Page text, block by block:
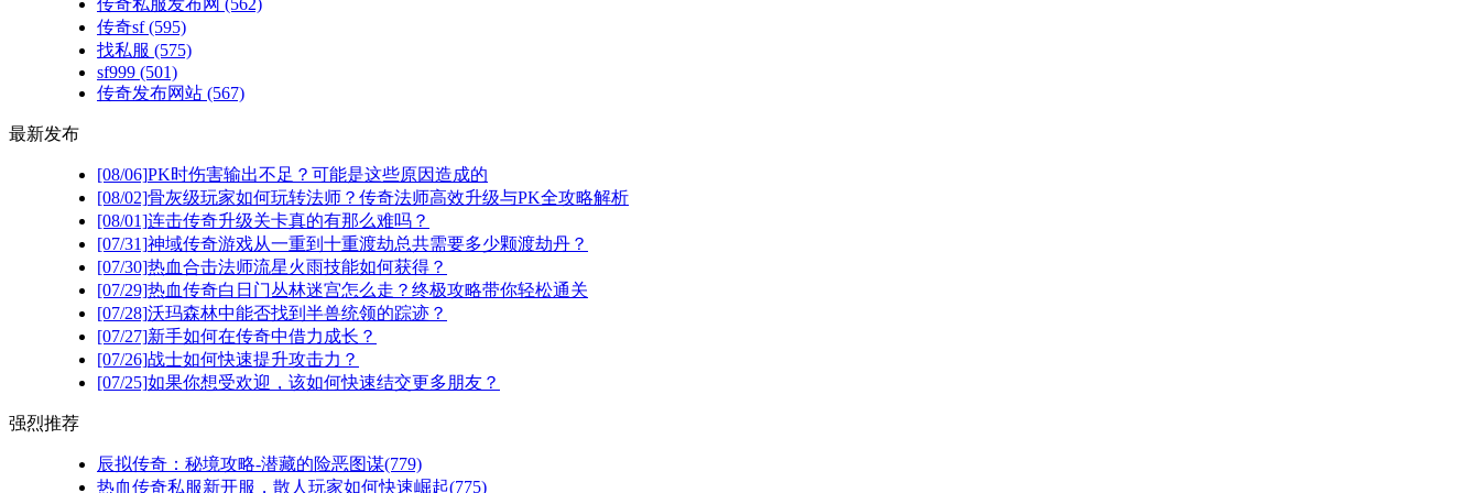
传奇sf(595)
找私服 (575)
sf999 (501)
传奇发布网站 (567)
最新发布
[08/06]PK时伤害输出不足？可能是这些原因造成的
[08/02]骨灰级玩家如何玩转法师？传奇法师高效升级与PK全攻略解析
[08/01]连击传奇升级关卡真的有那么难吗？
[07/31]神域传奇游戏从一重到十重渡劫总共需要多少颗渡劫丹？
[07/30]热血合击法师流星火雨技能如何获得？
[07/29]热血传奇白日门丛林迷宫怎么走？终极攻略带你轻松通关
[07/28]沃玛森林中能否找到半兽统领的踪迹？
[07/27]新手如何在传奇中借力成长？
[07/26]战士如何快速提升攻击力？
[07/25]如果你想受欢迎，该如何快速结交更多朋友？
强烈推荐
辰拟传奇：秘境攻略-潜藏的险恶图谋(779)
热血传奇私服新开服，散人玩家如何快速崛起(775)